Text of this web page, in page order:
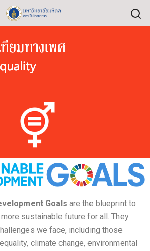
Goals are the blueprint to
sustainable future for all. They
we face, including those
climate change, environmental